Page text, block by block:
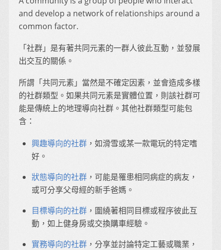
and develop a network of relationships around a
common factor.
「社群」是有著共同元素的一群人彼此互動，並發展
出交互的關係。
所謂「共同元素」當然是不確定因素，並會造成多樣
的社群類型。如果共同元素是實體位置，則該社群可
能是傳統上的地理導向社群。其他社群類型可能包
含：
興趣導向的社群，如滑雪或某一款電玩的特定嗜
好。
狀態導向的社群，可能是罹患相同病症的病友，
或可分享父母經的新手爸媽。
目標導向的社群，圍繞著相同目標或程序彼此互
動，如上健身房或交換購車經驗。
實務導向的社群，分享並討論特定工藝或職業，